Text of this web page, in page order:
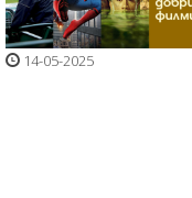
14-05-2025